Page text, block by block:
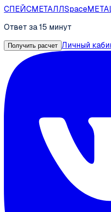
СПЕЙСМЕТАЛЛ
Ответ за 15 минут
Получить расчет Личный